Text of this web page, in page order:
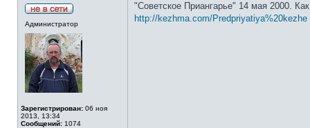
Администратор
Зарегистрирован: 06 ноя
2013, 13:34
Сообщений: 1074
"Советское Приангарье" 14 мая 2000.
http://kezhma.com/